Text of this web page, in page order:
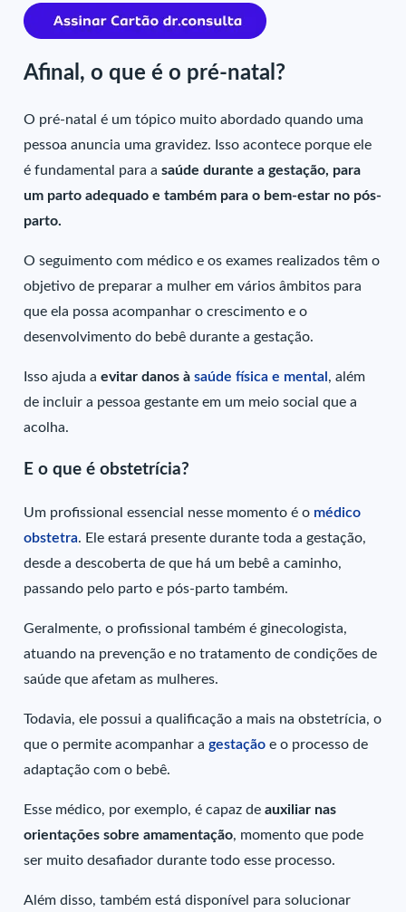
Afinal, o que é o pré-natal?
O pré-natal é um tópico muito abordado quando uma
pessoa anuncia uma gravidez. Isso acontece porque ele
é fundamental para asaúde durante a gestação, para
um parto adequado e também para o bem-estar no pós-
parto.
O seguimento com médico e os exames realizados têm o
objetivo de preparar a mulher em vários âmbitos para
que ela possa acompanhar o crescimento e o
desenvolvimento do bebê durante a gestação.
Isso ajuda aevitar danos àsaúde física e mental , além
de incluir a pessoa gestante em um meio social que a
acolha.
E o que é obstetrícia?
Um profissional essencial nesse momento é o médico
obstetra. Ele estará presente durante toda a gestação,
desde a descoberta de que há um bebê a caminho,
passando pelo parto e pós-parto também.
Geralmente, o profissional também é ginecologista,
atuando na prevenção e no tratamento de condições de
saúde que afetam as mulheres.
Todavia, ele possui a qualificação a mais na obstetrícia, o
que o permite acompanhar agestação e o processo de
adaptação com o bebê.
Esse médico, por exemplo, é capaz deauxiliar nas
orientações sobre amamentação, momento que pode
ser muito desafiador durante todo esse processo.
Além disso, também está disponível para solucionar